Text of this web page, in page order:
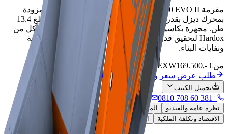
مفرمة IMPAKTOR 350 EVO II المتنقلة ثنائية المحور مزودة
بمحرك ديزل بقدرة 175 كيلوواط ووزن تشغيلي محسن يبلغ 13.4
طن. مجهزة بكاسيت ثوري سريع التبديل للأعمدة وأجزاء تآكل من
Hardox لتحقيق قدرة إنتاجية لا مثيل لها في معالجة الخرسانة
ونفايات البناء.
من169.500,- €
EXW
طلب عرض سعر وحزمة تكلفة الملكية
تحميل الكتيب
+381 60 708 0810 راسل المبيعات
نظرة عامة والفيديو
المواصفات الفنية والرسومات
الاقتصاد وتكلفة الملكية
التطبيقات والامتثال